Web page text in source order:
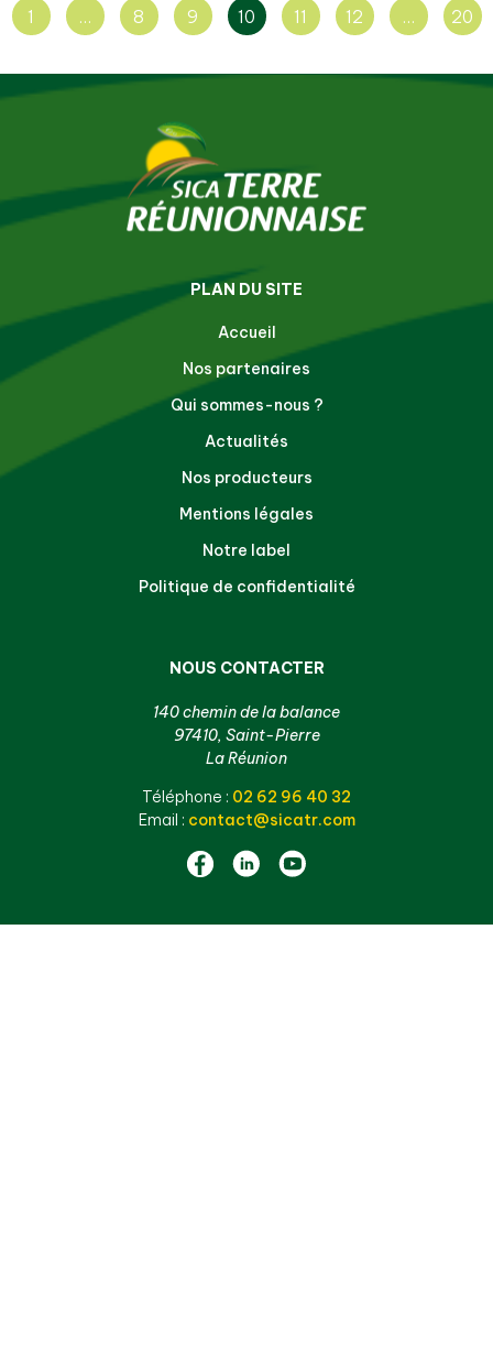
1 … 8 9 10 11 12 … 20
PLAN DU SITE
Accueil
Nos partenaires
Qui sommes-nous ?
Actualités
Nos producteurs
Mentions légales
Notre label
Politique de confidentialité
NOUS CONTACTER
140 chemin de la balance
97410, Saint-Pierre
La Réunion
Téléphone : 02 62 96 40 32
Email : contact@sicatr.com